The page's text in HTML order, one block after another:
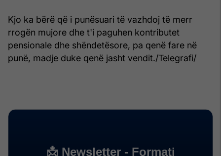
Kjo ka bërë që i punësuari të vazhdoj të merr
rrogën mujore dhe t'i paguhen kontributet
pensionale dhe shëndetësore, pa qenë fare në
punë, madje duke qenë jasht vendit./Telegrafi/